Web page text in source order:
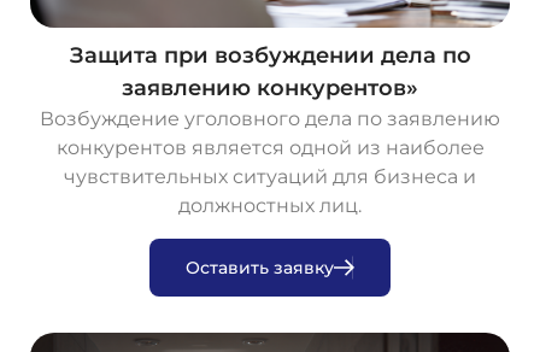
Защита при возбуждении дела по
заявлению конкурентов»
Возбуждение уголовного дела по заявлению
конкурентов является одной из наиболее
чувствительных ситуаций для бизнеса и
должностных лиц.
Оставить заявку